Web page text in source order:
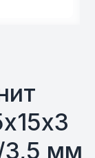
3,5 мм